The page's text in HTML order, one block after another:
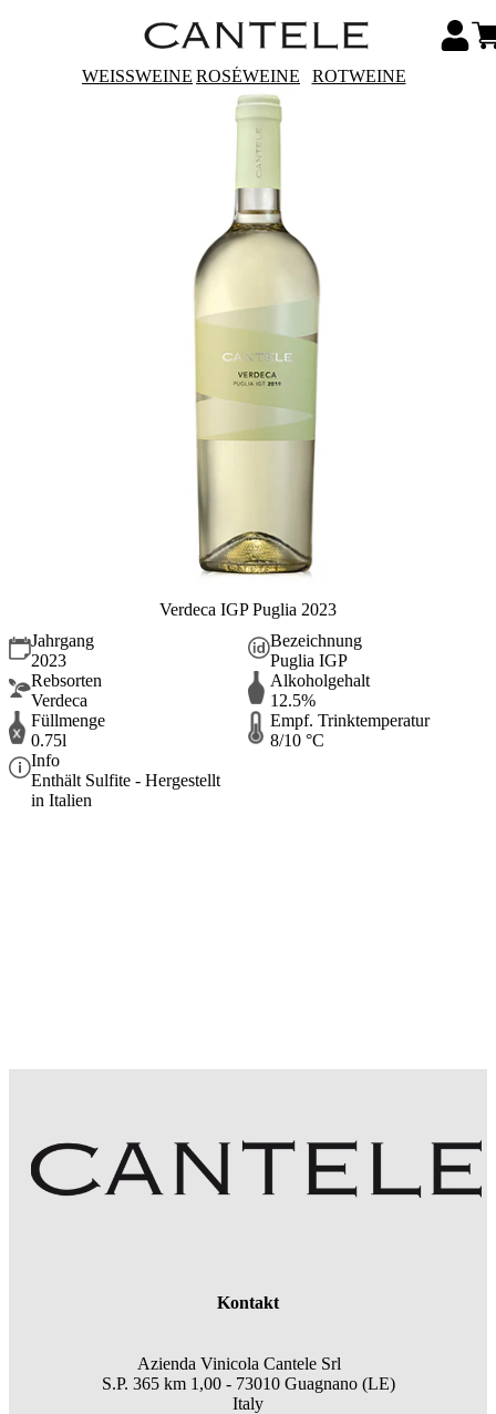
WEISSWEINE ROSÉWEINE ROTWEINE
Verdeca IGP Puglia 2023
Jahrgang
2023
Bezeichnung
Puglia IGP
Rebsorten
Verdeca
Alkoholgehalt
12.5%
Füllmenge
0.75l
Empf. Trinktemperatur
8/10 °C
Info
Enthält Sulfite - Hergestellt
in Italien
Kontakt
Azienda Vinicola Cantele Srl
S.P. 365 km 1,00 - 73010 Guagnano (LE)
Italy